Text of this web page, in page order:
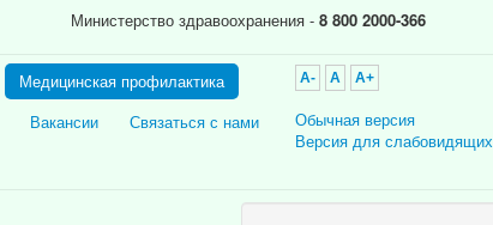
Министерство здравоохранения - 8 800 2000-366
A- A A+
Обычная версия
Версия для слабовидящих
Медицинская профилактика
Вакансии
Связаться с нами